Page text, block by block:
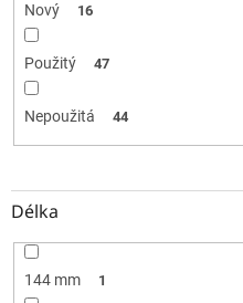
Nový 16
Použitý 47
Nepoužitá 44
Délka
144 mm 1